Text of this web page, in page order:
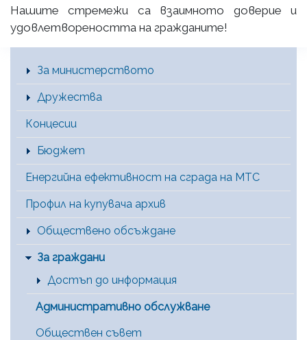
Нашите стремежи са взаимното доверие и
удовлетвореността на гражданите!
Main Menu [BG]
За министерството
Дружества
Концесии
Бюджет
Енергийна ефективност на сграда на МТС
Профил на купувача архив
Обществено обсъждане
За граждани
Достъп до информация
Административно обслужване
Обществен съвет